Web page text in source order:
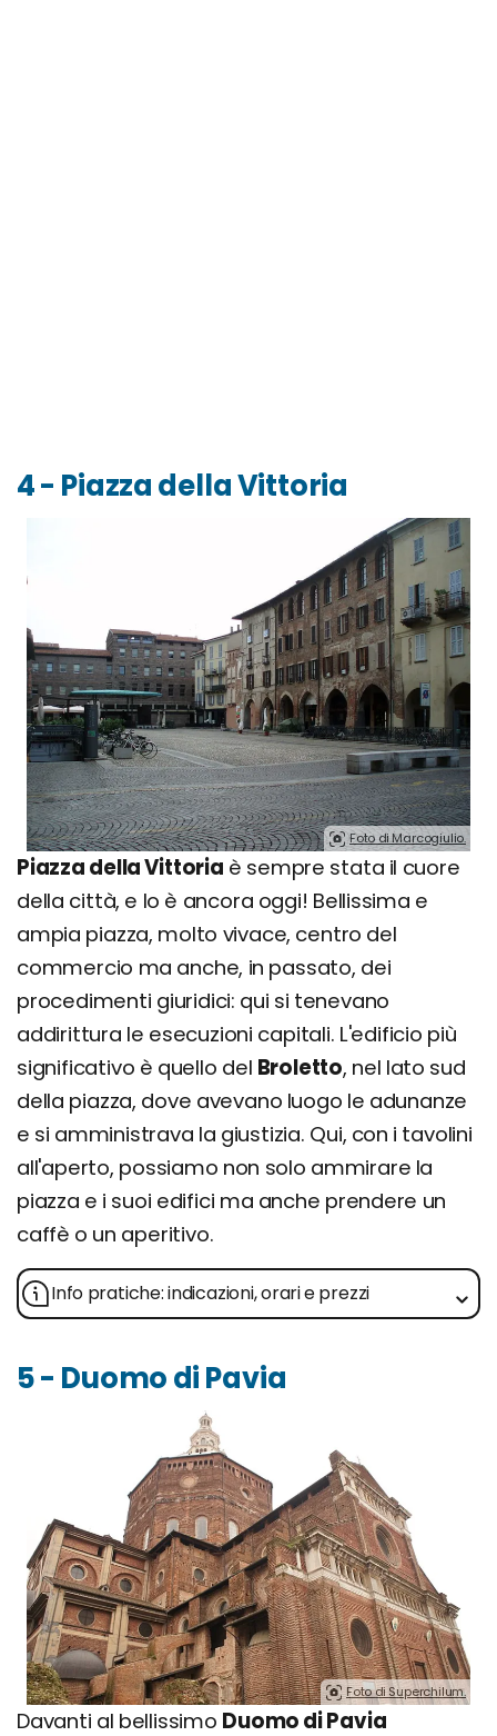
4 - Piazza della Vittoria
Foto di Marcogiulio.
Piazza della Vittoria è sempre stata il cuore
della città, e lo è ancora oggi! Bellissima e
ampia piazza, molto vivace, centro del
commercio ma anche, in passato, dei
procedimenti giuridici: qui si tenevano
addirittura le esecuzioni capitali. L'edificio più
significativo è quello del Broletto, nel lato sud
della piazza, dove avevano luogo le adunanze
e si amministrava la giustizia. Qui, con i tavolini
all'aperto, possiamo non solo ammirare la
piazza e i suoi edifici ma anche prendere un
caffè o un aperitivo.
Info pratiche: indicazioni, orari e prezzi
5 - Duomo di Pavia
Foto di Superchilum.
Davanti al bellissimo Duomo di Pavia